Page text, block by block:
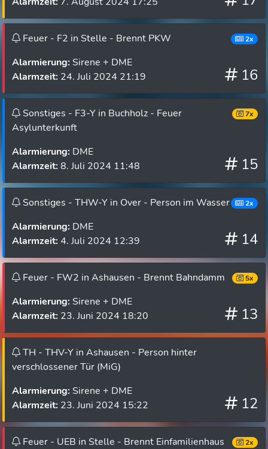
2x
Feuer - F2 in Stelle - Brennt PKW
16
Alarmierung: Sirene + DME
Alarmzeit: 24. Juli 2024 21:19
7x
Sonstiges - F3-Y in Buchholz - Feuer
Asylunterkunft
15
Alarmierung: DME
Alarmzeit: 8. Juli 2024 11:48
2x
Sonstiges - THW-Y in Over - Person im Wasser
14
Alarmierung: DME
Alarmzeit: 4. Juli 2024 12:39
5x
Feuer - FW2 in Ashausen - Brennt Bahndamm
13
Alarmierung: Sirene + DME
Alarmzeit: 23. Juni 2024 18:20
TH - THV-Y in Ashausen - Person hinter
verschlossener Tür (MiG)
12
Alarmierung: Sirene + DME
Alarmzeit: 23. Juni 2024 15:22
2x
Feuer - UEB in Stelle - Brennt Einfamilienhaus